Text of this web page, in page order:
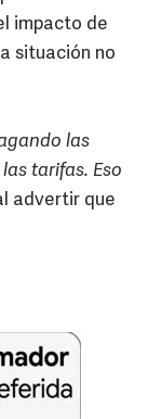
impacto de
situación no
las
tarifas. Eso
advertir que